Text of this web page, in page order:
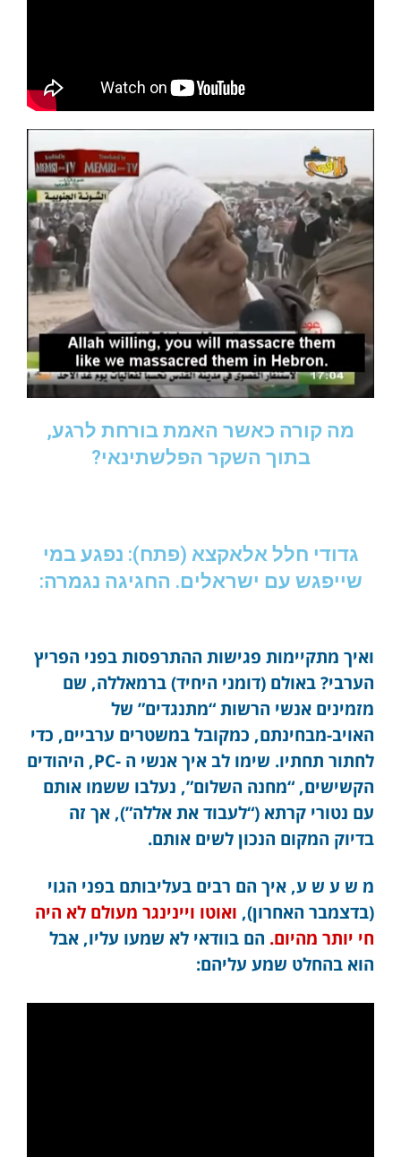
מה קורה כאשר האמת בורחת לרגע,
בתוך השקר הפלשתינאי?
גדודי חלל אלאקצא (פתח): נפגע במי
שייפגש עם ישראלים. החגיגה נגמרה:
ואיך מתקיימות פגישות ההתרפסות בפני הפריץ
הערבי? באולם (דומני היחיד) ברמאללה, שם
מזמינים אנשי הרשות “מתנגדים” של
האויב-מבחינתם, כמקובל במשטרים ערביים, כדי
לחתור תחתיו. שימו לב איך אנשי ה -PC, היהודים
הקשישים, “מחנה השלום”, נעלבו ששמו אותם
עם נטורי קרתא (“לעבוד את אללה”), אך זה
בדיוק המקום הנכון לשים אותם.
מ ש ע ש ע, איך הם רבים בעליבותם בפני הגוי
(בדצמבר האחרון), ואוטו ויינינגר מעולם לא היה
חי יותר מהיום. הם בוודאי לא שמעו עליו, אבל
הוא בהחלט שמע עליהם: